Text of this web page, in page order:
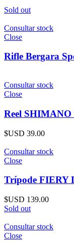
Sold out
Consultar stock
Close
Rifle Bergara
Consultar stock
Close
Reel
$USD 39.00
Consultar stock
Close
Trípode FIERY
$USD 139.00
Sold out
Consultar stock
Close